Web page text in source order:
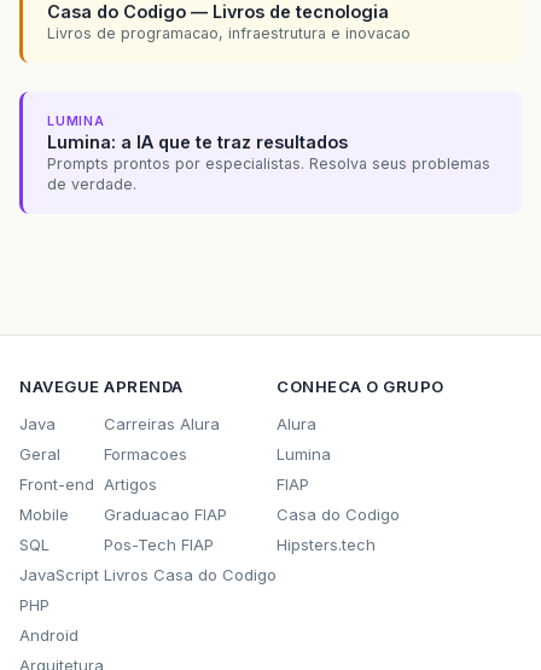
Casa do Codigo — Livros de tecnologia
Livros de programacao, infraestrutura e inovacao
LUMINA
Lumina: a IA que te traz resultados
Prompts prontos por especialistas. Resolva seus problemas
de verdade.
NAVEGUE
Java
Geral
Front-end
Mobile
SQL
JavaScript
PHP
Android
Arquitetura
APRENDA
Carreiras Alura
Formacoes
Artigos
Graduacao FIAP
Pos-Tech FIAP
Livros Casa do Codigo
CONHECA O GRUPO
Alura
Lumina
FIAP
Casa do Codigo
Hipsters.tech